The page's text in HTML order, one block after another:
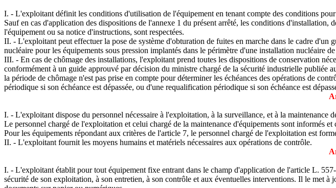
I. - L'exploitant définit les conditions d'utilisation de l'équipement en tenant compte des conditions
Sauf en cas d'application des dispositions de l'annexe 1 du présent arrêté, les conditions
l'équipement ou sa notice d'instructions, sont respectées.
II. - L'exploitant peut effectuer la pose de système d'obturation de fuites en marche dans le cadre
nucléaire pour les équipements sous pression implantés dans le périmètre d'une installation nucléaire
III. - En cas de chômage des installations, l'exploitant prend toutes les dispositions de conservation
conformément à un guide approuvé par décision du ministre chargé de la sécurité industrielle
la période de chômage n'est pas prise en compte pour déterminer les échéances des opérations de
périodique si son échéance est dépassée, ou d'une requalification périodique si son échéance est
I. - L'exploitant dispose du personnel nécessaire à l'exploitation, à la surveillance, et à la maintenance
Le personnel chargé de l'exploitation et celui chargé de la maintenance d'équipements sont informés
Pour les équipements répondant aux critères de l'article 7, le personnel chargé de l'exploitation est
II. - L'exploitant fournit les moyens humains et matériels nécessaires aux opérations de contrôle.
I. - L'exploitant établit pour tout équipement fixe entrant dans le champ d'application de l'article L.
sécurité de son exploitation, à son entretien, à son contrôle et aux éventuelles interventions. Il le met